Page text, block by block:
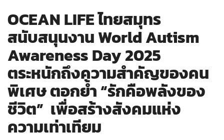
OCEAN LIFE ไทยสมุทร
สนับสนุนงาน World Autism
Awareness Day 2025
ตระหนักถึงความสำคัญของคน
พิเศษ ตอกย้ำ “รักคือพลังของ
ชีวิต” เพื่อสร้างสังคมแห่ง
ความเท่าเทียม